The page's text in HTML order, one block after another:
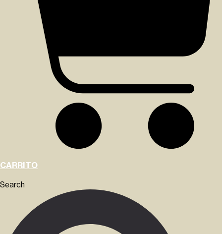
CARRITO
Search